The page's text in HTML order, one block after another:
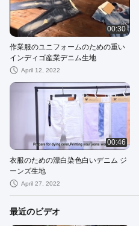
00:30
作業服のユニフォームのための重い
インディゴ産業デニム生地
April 12, 2022
00:46
衣服のための漂白染色白いデニム ジ
ーンズ生地
April 27, 2022
最近のビデオ